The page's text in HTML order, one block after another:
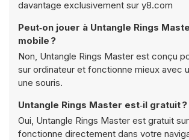
davantage exclusivement sur y8.com
Peut‑on jouer à Untangle Rings
mobile ?
Non, Untangle Rings Master est conçu
sur ordinateur et fonctionne mieux avec
une souris.
Untangle Rings Master est‑il gratuit ?
Oui, Untangle Rings Master est gratuit
fonctionne directement dans votre